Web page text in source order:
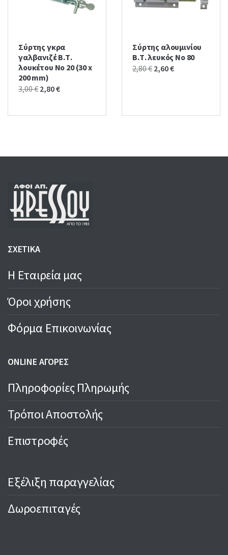
Σύρτης γκρα
γαλβανιζέ Β.Τ.
λουκέτου Νο 20 (30 x
200 mm)
3,00€ Original
was:
2,80€Current
is:
Σύρτης αλουμινίου
Β.Τ. λευκός Νο 80
2,80€ Original
2,60€Current
ΣΧΕΤΙΚΑ
Η Εταιρεία μας
Όροι χρήσης
Φόρμα Επικοινωνίας
ONLINE ΑΓΟΡΕΣ
Πληροφορίες Πληρωμής
Τρόποι Αποστολής
Επιστροφές
Εξέλιξη παραγγελίας
Δωροεπιταγές